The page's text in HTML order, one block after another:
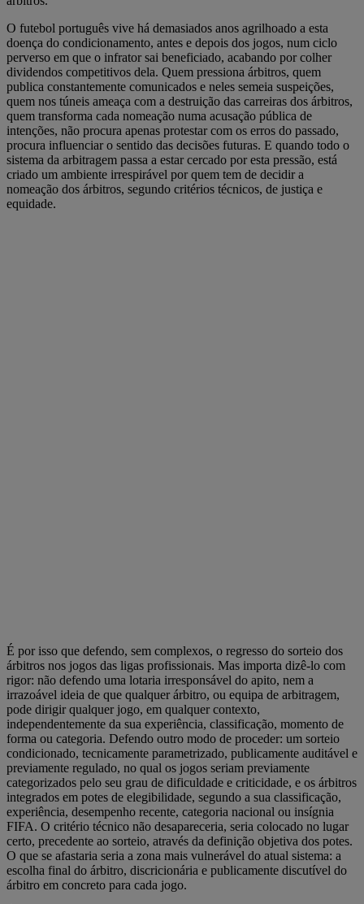
O futebol português vive há demasiados anos agrilhoado a esta
doença do condicionamento, antes e depois dos jogos, num ciclo
perverso em que o infrator sai beneficiado, acabando por colher
dividendos competitivos dela. Quem pressiona árbitros, quem
publica constantemente comunicados e neles semeia suspeições,
quem nos túneis ameaça com a destruição das carreiras dos árbitros,
quem transforma cada nomeação numa acusação pública de
intenções, não procura apenas protestar com os erros do passado,
procura influenciar o sentido das decisões futuras. E quando todo o
sistema da arbitragem passa a estar cercado por esta pressão, está
criado um ambiente irrespirável por quem tem de decidir a
nomeação dos árbitros, segundo critérios técnicos, de justiça e
equidade.
É por isso que defendo, sem complexos, o regresso do sorteio dos
árbitros nos jogos das ligas profissionais. Mas importa dizê-lo com
rigor: não defendo uma lotaria irresponsável do apito, nem a
irrazoável ideia de que qualquer árbitro, ou equipa de arbitragem,
pode dirigir qualquer jogo, em qualquer contexto,
independentemente da sua experiência, classificação, momento de
forma ou categoria. Defendo outro modo de proceder: um sorteio
condicionado, tecnicamente parametrizado, publicamente auditável e
previamente regulado, no qual os jogos seriam previamente
categorizados pelo seu grau de dificuldade e criticidade, e os árbitros
integrados em potes de elegibilidade, segundo a sua classificação,
experiência, desempenho recente, categoria nacional ou insígnia
FIFA. O critério técnico não desapareceria, seria colocado no lugar
certo, precedente ao sorteio, através da definição objetiva dos potes.
O que se afastaria seria a zona mais vulnerável do atual sistema: a
escolha final do árbitro, discricionária e publicamente discutível do
árbitro em concreto para cada jogo.